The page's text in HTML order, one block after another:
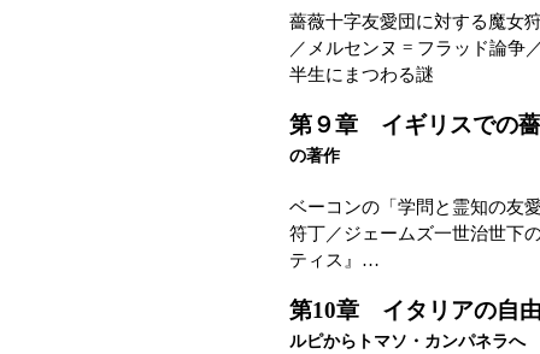
薔薇十字友愛団に対する魔女
／メルセンヌ = フラッド論争
半生にまつわる謎
第９章 イギリスでの
の著作
ベーコンの「学問と霊知の友
符丁／ジェームズ一世治世下
ティス』…
第10章 イタリアの自
ルピからトマソ・カンパネラへ